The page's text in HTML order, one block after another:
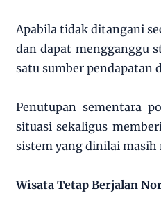
Apabila tidak ditangani
dan dapat mengganggu
satu sumber pendapatan
Penutupan sementara
situasi sekaligus
sistem yang dinilai masih
Wisata Tetap Berjalan